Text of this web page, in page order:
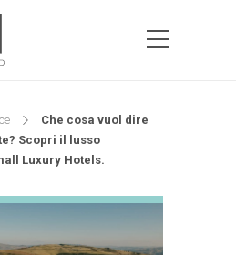
Che cosa vuol dire
Scopri il lusso
Luxury Hotels.